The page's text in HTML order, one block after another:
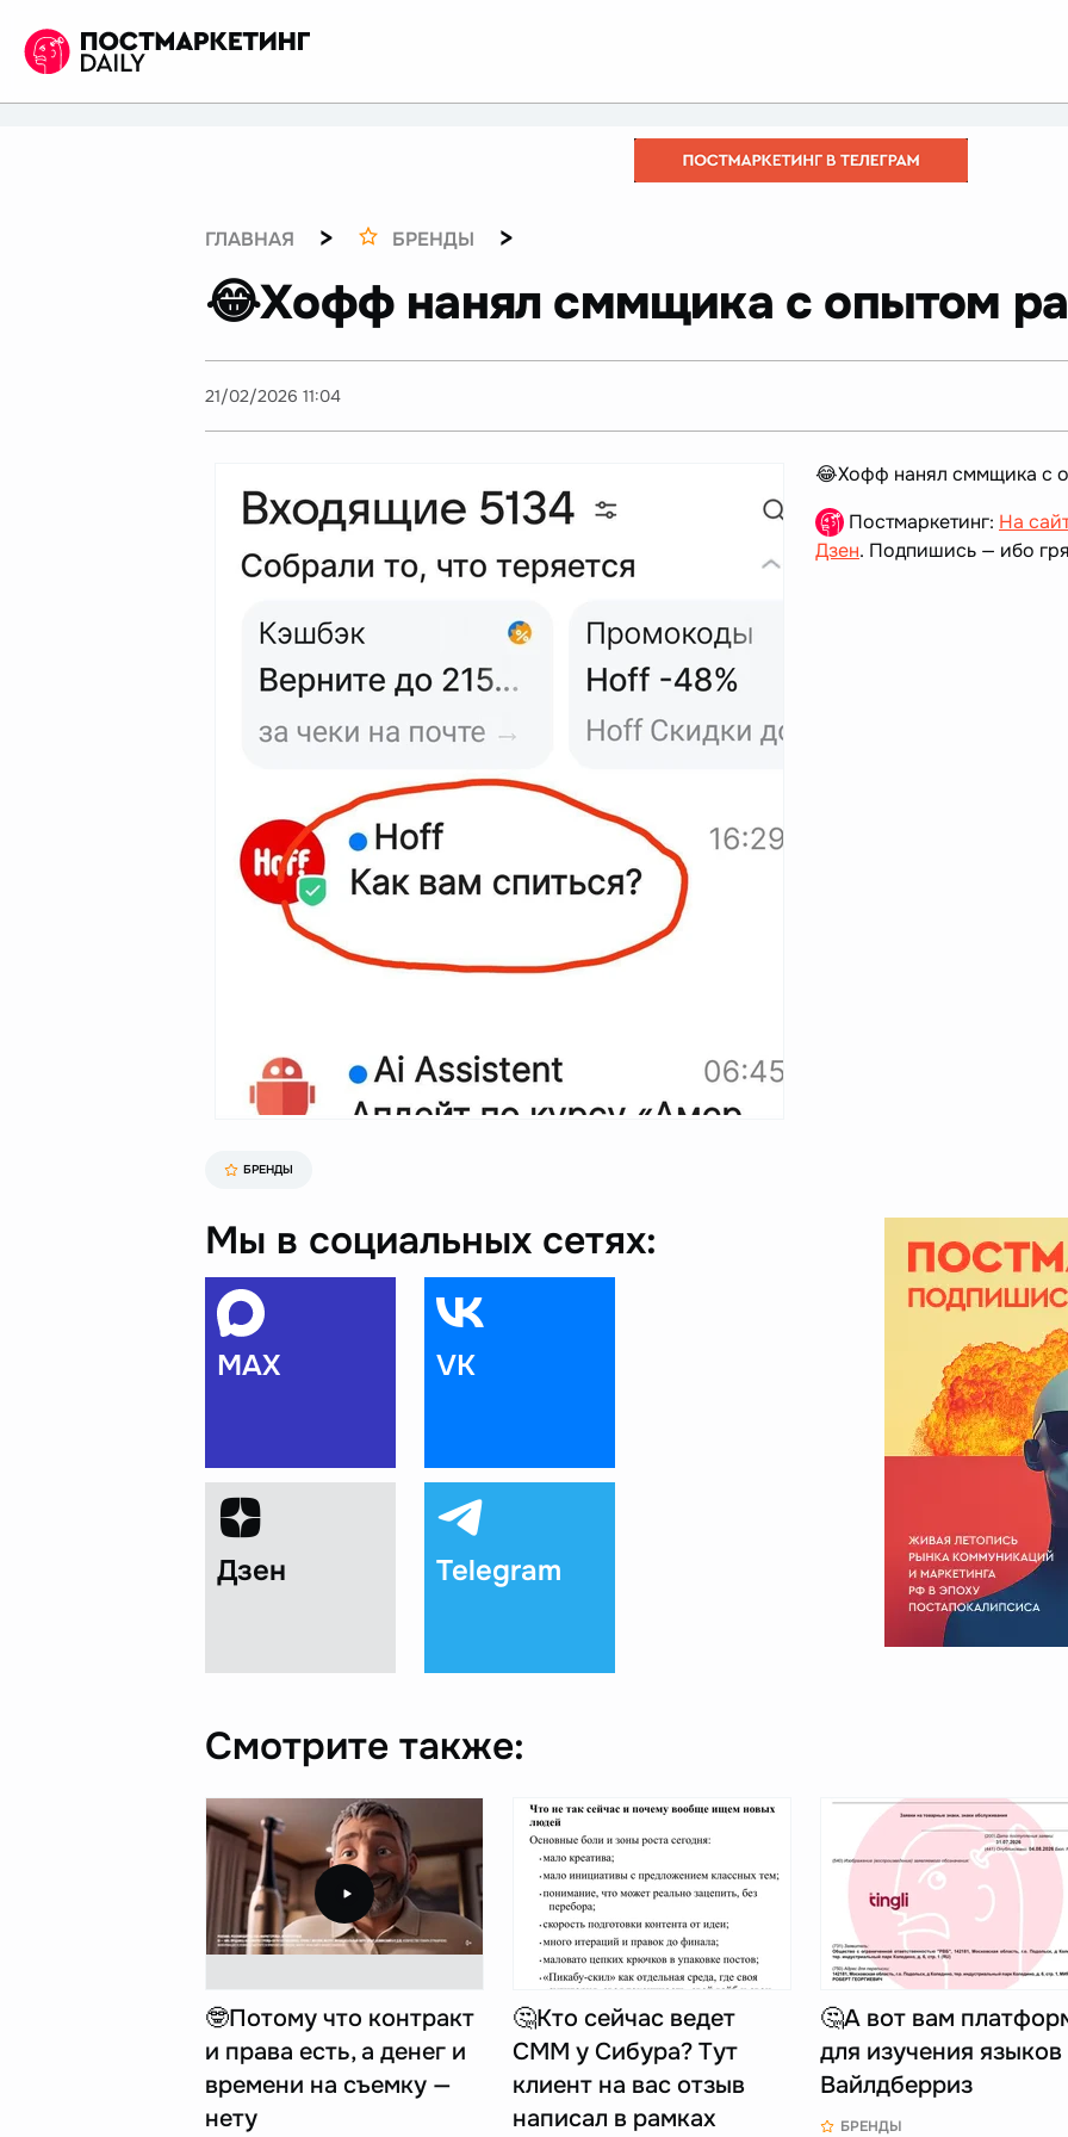
ГЛАВНАЯ > БРЕНДЫ >
😂Хофф нанял сммщика с опытом
21/02/2026 11:04
😂Хофф нанял сммщика с
Постмаркетинг: На
Дзен. Подпишись — ибо
БРЕНДЫ
Мы в социальных сетях:
MAX VK
Дзен Telegram
Смотрите также:
🤓Потому что контракт
и права есть, а денег и
времени на съемку —
нету
🤔Кто сейчас ведет
СММ у Сибура? Тут
клиент на вас отзыв
написал в рамках
🤔А вот вам
для изучения языков
Вайлдберриз
БРЕНДЫ